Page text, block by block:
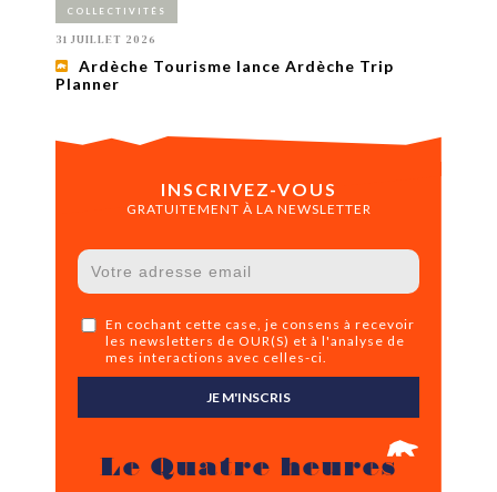
COLLECTIVITÉS
31 JUILLET 2026
Ardèche Tourisme lance Ardèche Trip
Planner
INSCRIVEZ-VOUS
GRATUITEMENT À LA NEWSLETTER
En cochant cette case, je consens à recevoir
les newsletters de OUR(S) et à l'analyse de
mes interactions avec celles-ci.
JE M'INSCRIS
Le Quatre heures